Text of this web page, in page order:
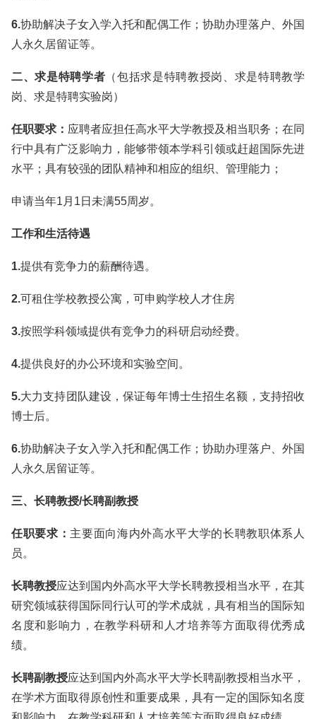
6.协助解决子女入学入托和配偶工作；协助办理落户、外国
人永久居留证等。
二、求是特聘学者 （包括求是特聘教授岗、求是特聘教学
岗、求是特聘实验岗）
任职要求： 应聘者应担任高水平大学教授及相当职务；在同
行中具有广泛影响力，能够带领本学科引领或赶超国际先进
水平；具有较强的团队精神和相应的组织、管理能力；
申请当年1月1日未满55周岁。
工作和生活待遇
1.提供有竞争力的薪酬待遇。
2.可租住学校教授公寓，可申购学校人才住房
3.按照学科领域提供有竞争力的科研启动经费。
4.提供良好的办公环境和实验空间。
5.大力支持团队建设，保证每年博士生招生名额，支持招收
博士后。
6.协助解决子女入学入托和配偶工作；协助办理落户、外国
人永久居留证等。
三、长聘教授/长聘副教授
任职要求： 主要面向海内外高水平大学的长聘教职体系人
员。
长聘教授应达到国内外高水平大学长聘教授相当水平，在其
研究领域获得国际同行认可的学术成就，具有相当的国际知
名度和影响力，在教学科研和人才培养等方面取得优秀成
绩。
长聘副教授应达到国内外高水平大学长聘副教授相当水平，
在学术方面取得原创性和重要成果，具有一定的国际知名度